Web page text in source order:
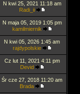
N kwi 25, 2021 11:18 am
Radi_ii
N maja 05, 2019 1:05 pm
kamilmiernik
N kwi 05, 2026 1:45 am
rajdypolskie
Cz lut 11, 2021 4:11 pm
Devid
Śr cze 27, 2018 11:20 am
Brada